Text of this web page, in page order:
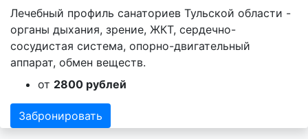
Лечебный профиль санаториев Тульской области -
органы дыхания, зрение, ЖКТ, сердечно-
сосудистая система, опорно-двигательный
аппарат, обмен веществ.
от 2800 рублей
Забронировать